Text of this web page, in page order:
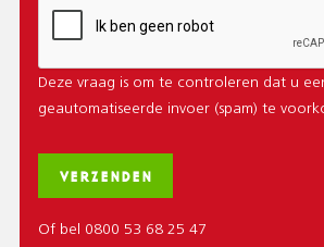
Deze vraag is om te controleren dat u
geautomatiseerde invoer (spam) te
Of bel 0800 53 68 25 47